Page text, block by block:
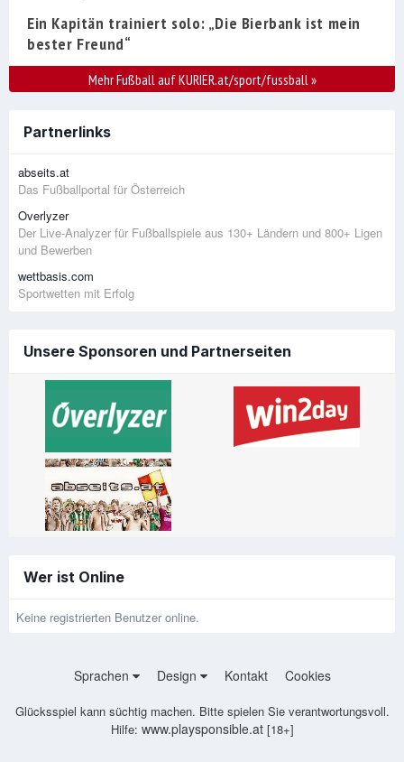
Ein Kapitän trainiert solo: „Die Bierbank ist mein
bester Freund“
Mehr Fußball auf KURIER.at/sport/fussball»
Partnerlinks
abseits.at
Das Fußballportal für Österreich
Overlyzer
Der Live-Analyzer für Fußballspiele aus 130+ Ländern und 800+ Ligen
und Bewerben
wettbasis.com
Sportwetten mit Erfolg
Unsere Sponsoren und Partnerseiten
Wer ist Online
Keine registrierten Benutzer online.
Sprachen Design Kontakt Cookies
Glücksspiel kann süchtig machen. Bitte spielen Sie verantwortungsvoll.
Hilfe: www.playsponsible.at[18+]